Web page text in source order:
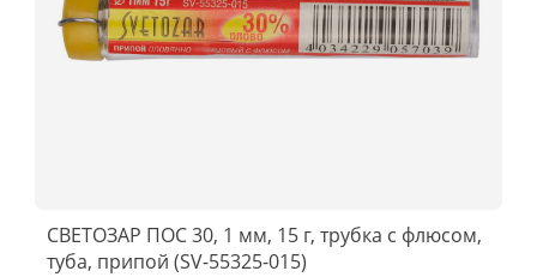
СВЕТОЗАР ПОС 30, 1 мм, 15 г, трубка с флюсом,
туба, припой (SV-55325-015)